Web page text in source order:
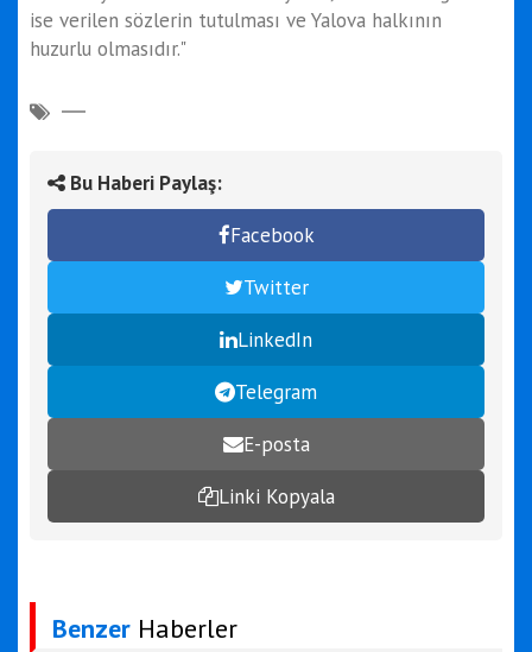
ise verilen sözlerin tutulması ve Yalova halkının
huzurlu olmasıdır."
Bu Haberi Paylaş:
Facebook
Twitter
LinkedIn
Telegram
E-posta
Linki Kopyala
Benzer Haberler